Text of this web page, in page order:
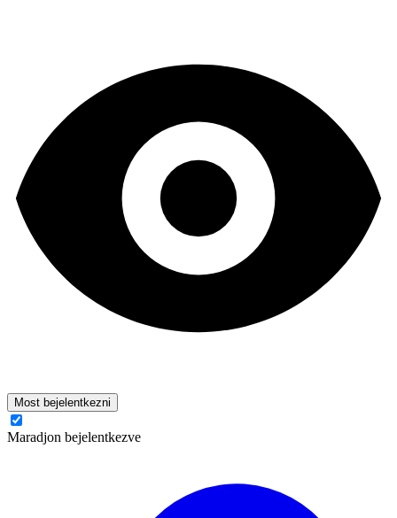
Most bejelentkezni
Maradjon bejelentkezve